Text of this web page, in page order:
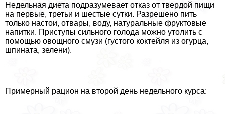
Недельная диета подразумевает отказ от твердой пищи
на первые, третьи и шестые сутки. Разрешено пить
только настои, отвары, воду, натуральные фруктовые
напитки. Приступы сильного голода можно утолить с
помощью овощного смузи (густого коктейля из огурца,
шпината, зелени).
Примерный рацион на второй день недельного курса: